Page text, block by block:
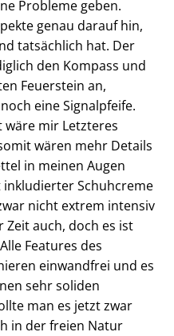
Probleme geben.
genau darauf hin,
tatsächlich hat. Der
den Kompass und
Feuerstein an,
eine Signalpfeife.
wäre mir Letzteres
wären mehr Details
in meinen Augen
inkludierter Schuhcreme
nicht extrem intensiv
auch, doch es ist
Features des
einwandfrei und es
sehr soliden
man es jetzt zwar
in der freien Natur